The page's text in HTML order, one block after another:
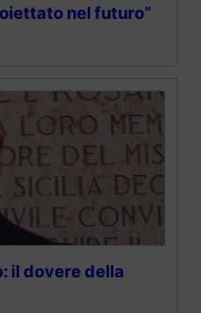
nel futuro”
il dovere della